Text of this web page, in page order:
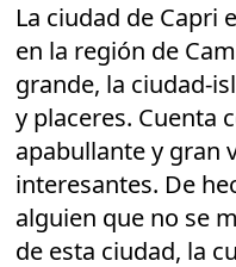
La ciudad de Capri
en la región de
grande, la ciudad-
y placeres. Cuenta
apabullante y gran
interesantes. De
alguien que no se
de esta ciudad, la